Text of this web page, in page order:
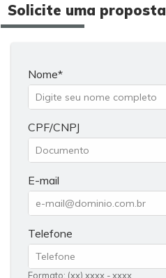
Solicite uma proposta
Nome
CPF/CNPJ
E-mail
Telefone
Formato: (xx) xxxx - xxxx